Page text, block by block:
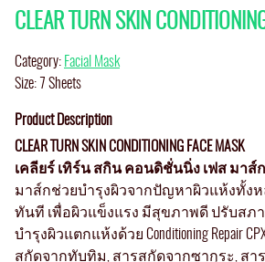
CLEAR TURN SKIN
Category: Facial Mask
Size: 7 Sheets
Product Description
CLEAR TURN SKIN CONDITIONING FACE MASK
เคลียร์ เทิร์น สกิน คอนดิชั่นนิ่ง เฟส มาส์ก
มาส์กช่วยบำรุงผิวจากปัญหาผิวแห้งทั้งห
ทันที เพื่อผิวแข็งแรง มีสุขภาพดี ปรับสภ
บำรุงผิวแตกแห้งด้วย Conditioning Repair
สกัดจากทับทิม, สารสกัดจากซากุระ, สา